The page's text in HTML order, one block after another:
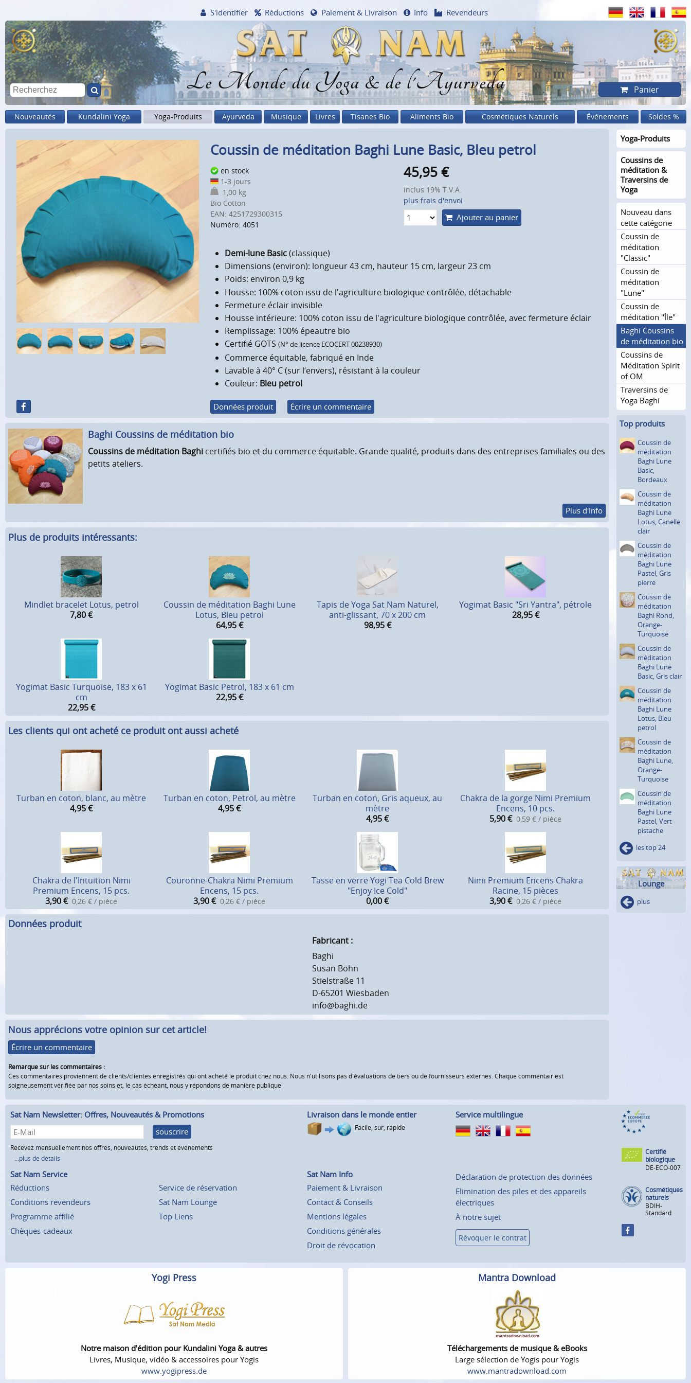
Le Monde du Yoga & de l'Ayurveda
S'identifier Réductions Paiement & Livraison Info Revendeurs
Panier
Nouveautés Kundalini Yoga Yoga-Produits Ayurveda Musique Livres Tisanes Bio Aliments Bio Cosmétiques Naturels Événements Soldes %
Coussin de méditation Baghi Lune Basic, Bleu petrol
en stock
1-3 jours
1,00 kg
Bio Cotton
EAN: 4251729300315
Numéro: 4051
45,95€
inclus 19% T.V.A.
plus frais d'envoi
Ajouter au panier
Demi-lune Basic(classique)
Dimensions (environ): longueur 43 cm, hauteur 15 cm, largeur 23 cm
Poids: environ 0,9 kg
Housse: 100% coton issu de l'agriculture biologique contrôlée, détachable
Fermeture éclair invisible
Housse intérieure: 100% coton issu de l'agriculture biologique contrôlée, avec fermeture éclair
Remplissage: 100% épeautre bio
Certifié GOTS(N° de licence ECOCERT 00238930)
Commerce équitable, fabriqué en Inde
Lavable à 40° C (sur l‘envers), résistant à la couleur
Couleur: Bleu petrol
Données produit Écrire un commentaire
Baghi Coussins de méditation bio
Coussins de méditation Baghi certifiés bio et du commerce équitable. Grande qualité, produits dans des entreprises familiales ou des
petits ateliers.
Plus d'Info
Plus de produits intéressants:
Mindlet bracelet Lotus, petrol
7,80€
Coussin de méditation Baghi Lune
Lotus, Bleu petrol
64,95 €
Tapis de Yoga Sat Nam Naturel,
anti-glissant, 70 x 200 cm
98,95 €
Yogimat Basic "Sri Yantra", pétrole
28,95 €
Yogimat Basic Turquoise, 183 x 61
cm
22,95 €
Yogimat Basic Petrol, 183 x 61 cm
22,95 €
Les clients qui ont acheté ce produit ont aussi acheté
Turban en coton, blanc, au mètre
4,95€
Turban en coton, Petrol, au mètre
4,95€
Turban en coton, Gris aqueux, au
mètre
4,95€
Chakra de la gorge Nimi Premium
Encens, 10 pcs.
5,90€ 0,59 € / pièce
Chakra de l'Intuition Nimi
Premium Encens, 15 pcs.
3,90€ 0,26 € / pièce
Couronne-Chakra Nimi Premium
Encens, 15 pcs.
3,90€ 0,26 € / pièce
Tasse en verre Yogi Tea Cold Brew
"Enjoy Ice Cold"
0,00€
Nimi Premium Encens Chakra
Racine, 15 pièces
3,90€ 0,26 € / pièce
Données produit
Fabricant :
Baghi
Susan Bohn
Stielstraße 11
D-65201 Wiesbaden
info@baghi.de
Nous apprécions votre opinion sur cet article!
Écrire un commentaire
Remarque sur les commentaires :
Ces commentaires proviennent de clients/clientes enregistrés qui ont acheté le produit chez nous. Nous n'utilisons pas d'évaluations de tiers ou de fournisseurs externes. Chaque commentair est
soigneusement vérifiée par nos soins et, le cas échéant, nous y répondons de manière publique
Yoga-Produits
Coussins de
méditation &
Traversins de
Yoga
Nouveau dans
cette catégorie
Coussin de
méditation
"Classic"
Coussin de
méditation
"Lune"
Coussin de
méditation "Île"
Baghi Coussins
de méditation bio
Coussins de
Méditation Spirit
of OM
Traversins de
Yoga Baghi
Top produits
Coussin de
méditation
Baghi Lune
Basic,
Bordeaux
Coussin de
méditation
Baghi Lune
Lotus, Canelle
clair
Coussin de
méditation
Baghi Lune
Pastel, Gris
pierre
Coussin de
méditation
Baghi Rond,
Orange-
Turquoise
Coussin de
méditation
Baghi Lune
Basic, Gris clair
Coussin de
méditation
Baghi Lune
Lotus, Bleu
petrol
Coussin de
méditation
Baghi Lune,
Orange-
Turquoise
Coussin de
méditation
Baghi Lune
Pastel, Vert
pistache
les top 24
Lounge
plus
Sat Nam Newsletter: Offres, Nouveautés & Promotions
souscrire
Recevez mensuellement nos offres, nouveautés, trends et événements
...plus de détails
Livraison dans le monde entier
Facile, sûr, rapide
Service multilingue
Sat Nam Service
Réductions
Conditions revendeurs
Programme affilié
Chèques-cadeaux
Service de réservation
Sat Nam Lounge
Top Liens
Sat Nam Info
Paiement & Livraison
Contact & Conseils
Mentions légales
Conditions générales
Droit de révocation
Déclaration de protection des données
Elimination des piles et des appareils
électriques
À notre sujet
Révoquer le contrat
Certifié
biologique
DE-ECO-007
Cosmétiques
naturels
BDIH-
Standard
Yogi Press
Notre maison d'édition pour Kundalini Yoga & autres
Livres, Musique, vidéo & accessoires pour Yogis
www.yogipress.de
Mantra Download
Téléchargements de musique & eBooks
Large sélection de Yogis pour Yogis
www.mantradownload.com